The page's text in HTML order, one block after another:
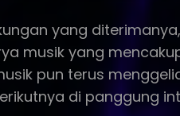
yang diterimanya,
musik yang
pun terus
di panggung